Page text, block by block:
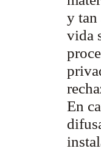
y tan
vida
En